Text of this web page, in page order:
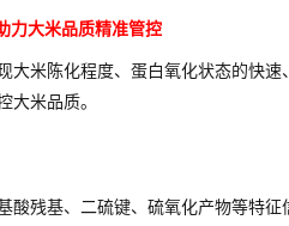
力大米品质精准管控
大米陈化程度、蛋白氧化状态的快
大米品质。
残基、二硫键、硫氧化产物等特征